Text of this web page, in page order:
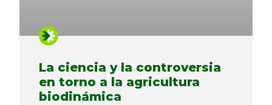
La ciencia y la controversia
en torno a la agricultura
biodinámica